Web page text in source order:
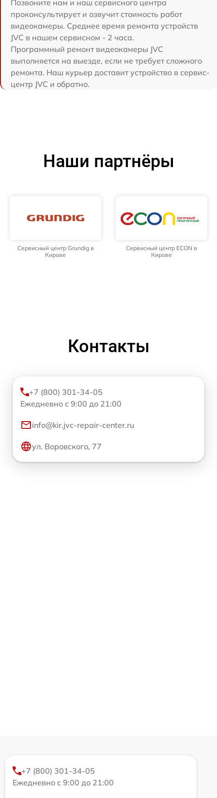
Позвоните нам и наш сервисного центра
проконсультирует и озвучит стоимость работ
видеокамеры. Среднее время ремонта устройств
JVC в нашем сервисном - 2 часа.
Программный ремонт видеокамеры JVC
выполняется на выезде, если не требует сложного
ремонта. Наш курьер доставит устройство в сервис-
центр JVC и обратно.
Наши партнёры
Сервисный центр Grundig в
Кирове
Сервисный центр ECON в
Кирове
Контакты
+7 (800) 301-34-05
Ежедневно с 9:00 до 21:00
info@kir.jvc-repair-center.ru
ул. Воровского, 77
+7 (800) 301-34-05
Ежедневно с 9:00 до 21:00